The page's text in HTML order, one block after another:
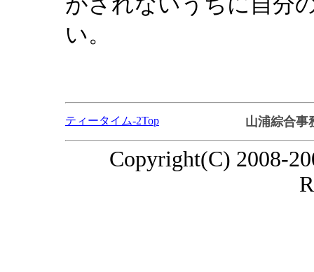
い。
ティータイム-2Top 山浦綜合事
Copyright(C) 2008-